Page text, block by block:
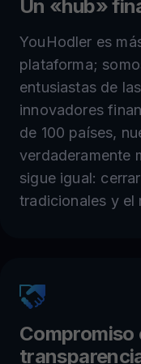
Un «hub»
YouHodler es
plataforma;
entusiastas de
innovadores
de 100 países,
verdaderamente
sigue igual:
tradicionales y el